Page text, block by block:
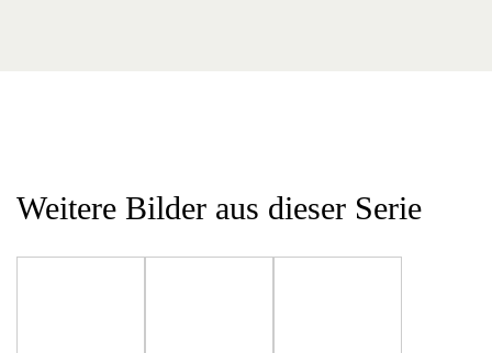
Weitere Bilder aus dieser Serie